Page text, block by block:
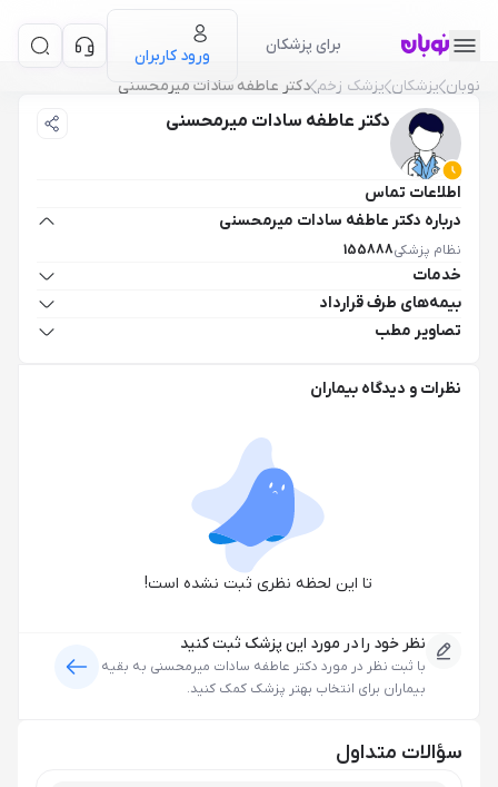
برای پزشکان
ورود کاربران
نوبان پزشکان پزشک زخم دکتر عاطفه سادات میرمحسنی
دکتر عاطفه سادات میرمحسنی
اطلاعات تماس
درباره دکتر عاطفه سادات میرمحسنی
نظام پزشکی155888
خدمات
بیمه‌های طرف قرارداد
تصاویر مطب
نظرات و دیدگاه بیماران
تا این لحظه نظری ثبت نشده است!
نظر خود را در مورد این پزشک ثبت کنید
با ثبت نظر در مورد دکتر عاطفه سادات میرمحسنی به بقیه
بیماران برای انتخاب بهتر پزشک کمک کنید.
سؤالات متداول